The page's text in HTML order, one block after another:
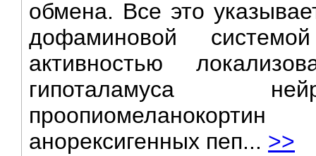
обмена. Все это
дофаминовой
активностью
гипоталамуса
анорексигенных пеп... >>